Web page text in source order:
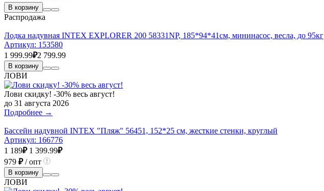
В корзину
Распродажа
Лодка надувная INTEX EXPLORER 200 58331NP, 185*94*41см, мининасос, весла, до 95кг
Артикул: 153580
1 999.99₽2 799.99
В корзину
ЛОВИ
Лови скидку! -30% весь август!
до 31 августа 2026
Подробнее →
Бассейн надувной INTEX "Пляж" 56451, 152*25 см, жесткие стенки, круглый
Артикул: 166776
1 189₽ 1 399.99₽
979 ₽/ опт
В корзину
ЛОВИ